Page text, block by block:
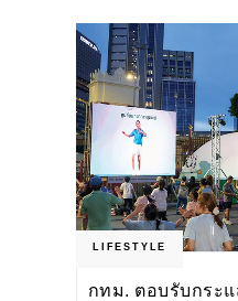
LIFESTYLE
กทม. ตอบรับกระ